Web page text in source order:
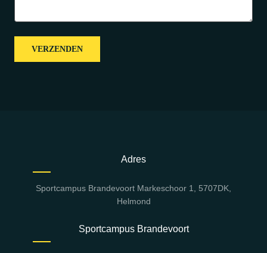
Adres
Sportcampus Brandevoort Markeschoor 1, 5707DK,
Helmond
Sportcampus Brandevoort